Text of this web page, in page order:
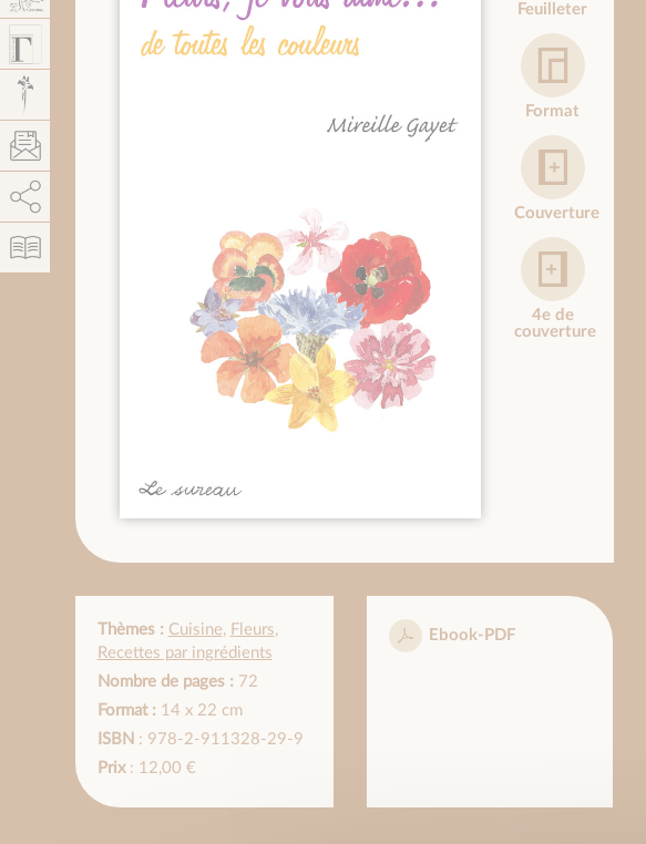
Feuilleter
Format
Couverture
4e de
couverture
Thèmes : Cuisine, Fleurs,
Recettes par ingrédients
Nombre de pages :72
Format :14 x 22 cm
ISBN : 978-2-911328-29-9
Prix: 12,00 €
Ebook-PDF